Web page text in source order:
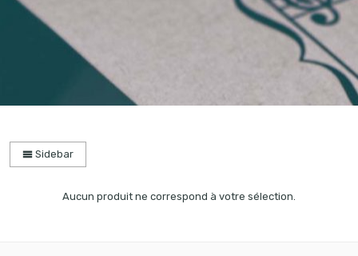
Sidebar
Aucun produit ne correspond à votre sélection.